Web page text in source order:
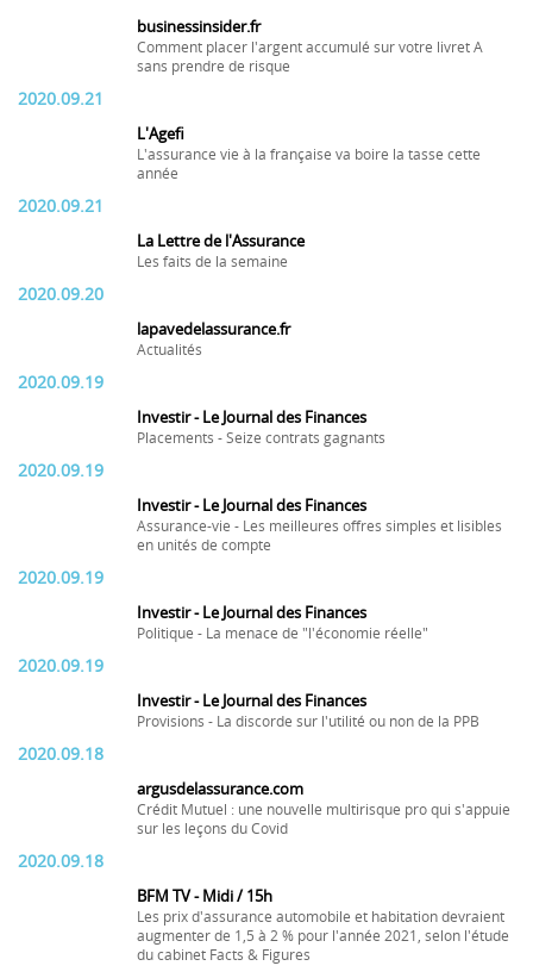
businessinsider.fr
Comment placer l'argent accumulé sur votre livret A
sans prendre de risque
2020.09.21
L'Agefi
L'assurance vie à la française va boire la tasse cette
année
2020.09.21
La Lettre de l'Assurance
Les faits de la semaine
2020.09.20
lapavedelassurance.fr
Actualités
2020.09.19
Investir - Le Journal des Finances
Placements - Seize contrats gagnants
2020.09.19
Investir - Le Journal des Finances
Assurance-vie - Les meilleures offres simples et lisibles
en unités de compte
2020.09.19
Investir - Le Journal des Finances
Politique - La menace de "l'économie réelle"
2020.09.19
Investir - Le Journal des Finances
Provisions - La discorde sur l'utilité ou non de la PPB
2020.09.18
argusdelassurance.com
Crédit Mutuel : une nouvelle multirisque pro qui s'appuie
sur les leçons du Covid
2020.09.18
BFM TV - Midi / 15h
Les prix d'assurance automobile et habitation devraient
augmenter de 1,5 à 2 % pour l'année 2021, selon l'étude
du cabinet Facts & Figures